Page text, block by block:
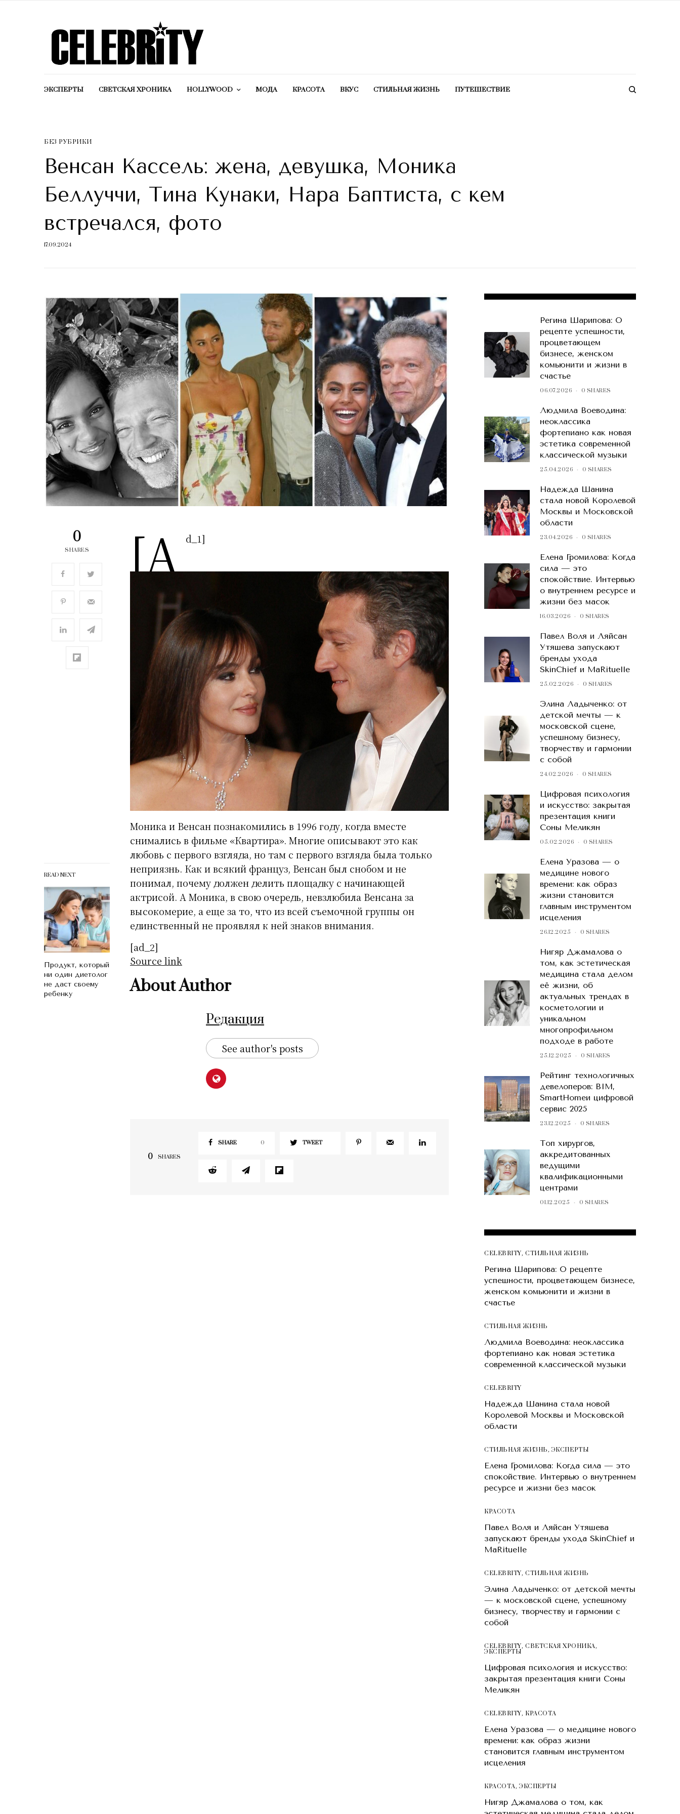
ЭКСПЕРТЫ СВЕТСКАЯ ХРОНИКА HOLLYWOOD МОДА КРАСОТA ВКУС СТИЛЬНАЯ ЖИЗНЬ ПУТЕШЕСТВИЕ
БЕЗ РУБРИКИ
Венсан Кассель: жена, девушка, Моника
Беллуччи, Тина Кунаки, Нара Баптиста, с кем
встречался, фото
17.09.2024
0
SHARES
READ NEXT
Продукт, который
ни один диетолог
не даст своему
ребенку
[a d_1]
Моника и Венсан познакомились в 1996 году, когда вместе
снимались в фильме «Квартира». Многие описывают это как
любовь с первого взгляда, но там с первого взгляда была только
неприязнь. Как и всякий француз, Венсан был снобом и не
понимал, почему должен делить площадку с начинающей
актрисой. А Моника, в свою очередь, невзлюбила Венсана за
высокомерие, а еще за то, что из всей съемочной группы он
единственный не проявлял к ней знаков внимания.
[ad_2]
Source link
About Author
Редакция
See author's posts
0 SHARES
SHARE 0 TWEET
Регина Шарипова: О
рецепте успешности,
процветающем
бизнесе, женском
комьюнити и жизни в
счастье
06.07.2026 0 SHARES
Людмила Воеводина:
неоклассика
фортепиано как новая
эстетика современной
классической музыки
25.04.2026 0 SHARES
Надежда Шанина
стала новой Королевой
Москвы и Московской
области
23.04.2026 0 SHARES
Елена Громилова: Когда
сила — это
спокойствие. Интервью
о внутреннем ресурсе и
жизни без масок
16.03.2026 0 SHARES
Павел Воля и Ляйсан
Утяшева запускают
бренды ухода
SkinChief и MaRituelle
25.02.2026 0 SHARES
Элина Ладыченко: от
детской мечты — к
московской сцене,
успешному бизнесу,
творчеству и гармонии
с собой
24.02.2026 0 SHARES
Цифровая психология
и искусство: закрытая
презентация книги
Соны Меликян
05.02.2026 0 SHARES
Елена Уразова — о
медицине нового
времени: как образ
жизни становится
главным инструментом
исцеления
26.12.2025 0 SHARES
Нигяр Джамалова о
том, как эстетическая
медицина стала делом
её жизни, об
актуальных трендах в
косметологии и
уникальном
многопрофильном
подходе в работе
25.12.2025 0 SHARES
Рейтинг технологичных
девелоперов: BIM,
SmartHomeи цифровой
сервис 2025
23.12.2025 0 SHARES
Топ хирургов,
аккредитованных
ведущими
квалификационными
центрами
01.12.2025 0 SHARES
CELEBRITY,СТИЛЬНАЯ ЖИЗНЬ
Регина Шарипова: О рецепте
успешности, процветающем бизнесе,
женском комьюнити и жизни в
счастье
СТИЛЬНАЯ ЖИЗНЬ
Людмила Воеводина: неоклассика
фортепиано как новая эстетика
современной классической музыки
CELEBRITY
Надежда Шанина стала новой
Королевой Москвы и Московской
области
СТИЛЬНАЯ ЖИЗНЬ, ЭКСПЕРТЫ
Елена Громилова: Когда сила — это
спокойствие. Интервью о внутреннем
ресурсе и жизни без масок
КРАСОТA
Павел Воля и Ляйсан Утяшева
запускают бренды ухода SkinChief и
MaRituelle
CELEBRITY,СТИЛЬНАЯ ЖИЗНЬ
Элина Ладыченко: от детской мечты
— к московской сцене, успешному
бизнесу, творчеству и гармонии с
собой
CELEBRITY,СВЕТСКАЯ ХРОНИКА,
ЭКСПЕРТЫ
Цифровая психология и искусство:
закрытая презентация книги Соны
Меликян
CELEBRITY, КРАСОТA
Елена Уразова — о медицине нового
времени: как образ жизни
становится главным инструментом
исцеления
КРАСОТA, ЭКСПЕРТЫ
Нигяр Джамалова о том, как